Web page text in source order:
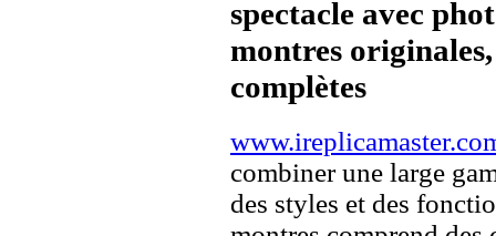
spectacle avec
montres
complètes
combiner une large
des styles et des